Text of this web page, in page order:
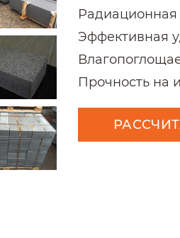
Радиационная
Эффективная
Прочность на